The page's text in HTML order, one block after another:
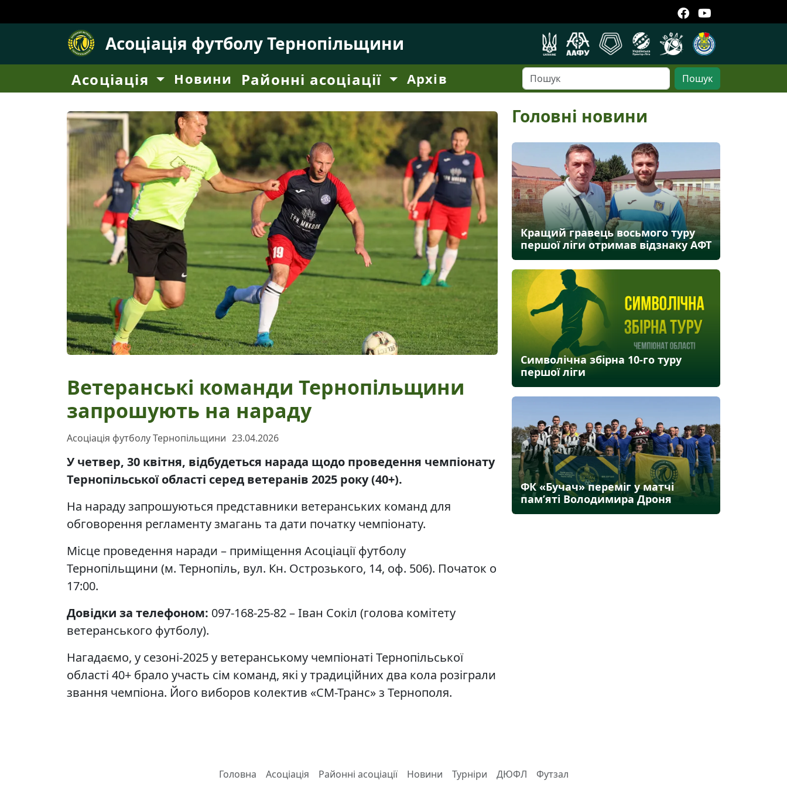
Асоціація футболу Тернопільщини
Асоціація Новини Районні асоціації Архів Пошук
Ветеранські команди Тернопільщини
запрошують на нараду
Асоціація футболу Тернопільщини 23.04.2026
У четвер, 30 квітня, відбудеться нарада щодо проведення чемпіонату
Тернопільської області серед ветеранів 2025 року (40+).
На нараду запрошуються представники ветеранських команд для
обговорення регламенту змагань та дати початку чемпіонату.
Місце проведення наради – приміщення Асоціації футболу
Тернопільщини (м. Тернопіль, вул. Кн. Острозького, 14, оф. 506). Початок о
17:00.
Довідки за телефоном: 097-168-25-82 – Іван Сокіл (голова комітету
ветеранського футболу).
Нагадаємо, у сезоні-2025 у ветеранському чемпіонаті Тернопільської
області 40+ брало участь сім команд, які у традиційних два кола розіграли
звання чемпіона. Його виборов колектив «СМ-Транс» з Тернополя.
Головні новини
Кращий гравець восьмого туру
першої ліги отримав відзнаку АФТ
Символічна збірна 10-го туру
першої ліги
ФК «Бучач» переміг у матчі
пам’яті Володимира Дроня
Головна Асоціація Районні асоціації Новини Турніри ДЮФЛ Футзал